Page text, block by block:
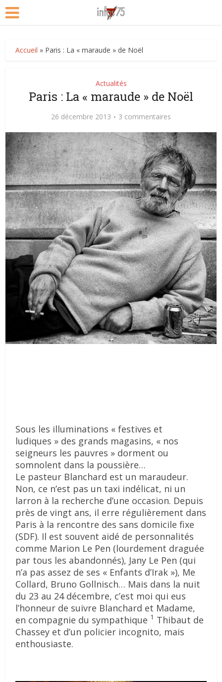
Accueil » Paris : La « maraude » de Noël
Actualités
Paris : La « maraude » de Noël
26 décembre 2013 3 commentaires
Sous les illuminations « festives et
ludiques » des grands magasins, « nos
seigneurs les pauvres » dorment ou
somnolent dans la poussière…
Le pasteur Blanchard est un maraudeur.
Non, ce n’est pas un taxi indélicat, ni un
larron à la recherche d’une occasion. Depuis
près de vingt ans, il erre régulièrement dans
Paris à la rencontre des sans domicile fixe
(SDF). Il est souvent aidé de personnalités
comme Marion Le Pen (lourdement draguée
par tous les abandonnés), Jany Le Pen (qui
n’a pas assez de ses « Enfants d’Irak »), Me
Collard, Bruno Gollnisch… Mais dans la nuit
du 23 au 24 décembre, c’est moi qui eus
l’honneur de suivre Blanchard et Madame,
en compagnie du sympathique 1 Thibaut de
Chassey et d’un policier incognito, mais
enthousiaste.